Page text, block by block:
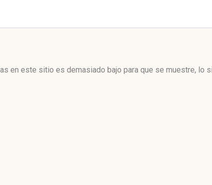
en este sitio es demasiado bajo para que se muestre, lo